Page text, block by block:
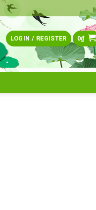
LOGIN / REGISTER 0₫